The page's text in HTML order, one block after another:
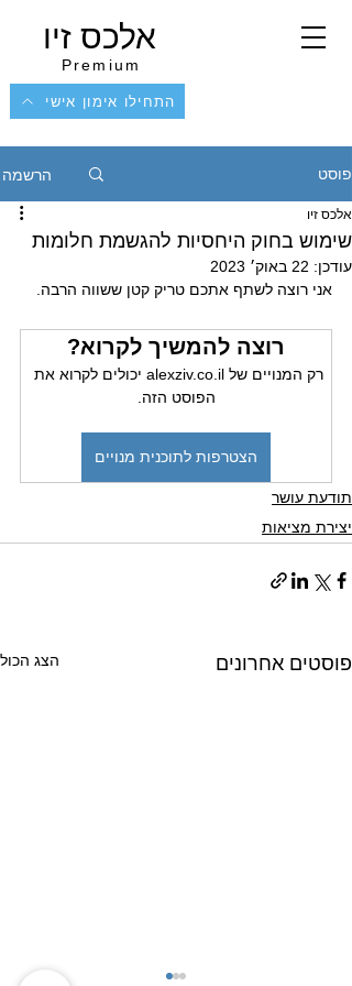
אלכס זיו
Premium
התחילו אימון אישי
פוסט הרשמה
שימוש בחוק היחסיות להגשמת חלומות
אלכס זיו
עודכן: 22 באוק׳ 2023
אני רוצה לשתף אתכם טריק קטן ששווה הרבה.
רוצה להמשיך לקרוא?
רק המנויים של alexziv.co.il יכולים לקרוא את
הפוסט הזה.
הצטרפות לתוכנית מנויים
תודעת עושר
יצירת מציאות
פוסטים אחרונים הצג הכול